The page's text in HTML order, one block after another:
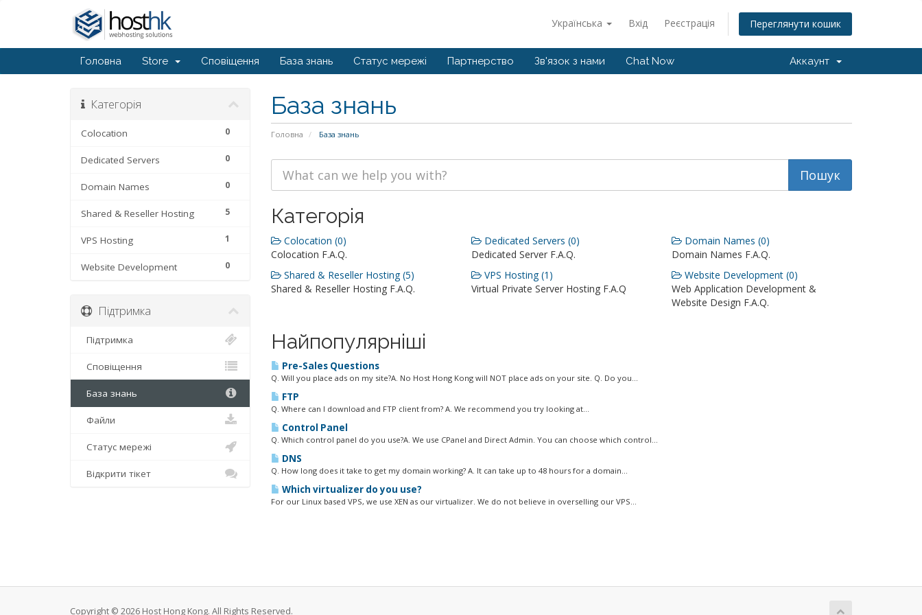
Українська Вхід Реєстрація Переглянути кошик
Головна Store Сповіщення База знань Статус мережі Партнерство Зв'язок з нами Chat Now Аккаунт
База знань
Головна База знань
Категорія
0
Colocation
0
Dedicated Servers
0
Domain Names
5
Shared & Reseller Hosting
1
VPS Hosting
0
Website Development
Категорія
Colocation (0)
Colocation F.A.Q.
Dedicated Servers (0)
Dedicated Server F.A.Q.
Domain Names (0)
Domain Names F.A.Q.
Shared & Reseller Hosting (5)
Shared & Reseller Hosting F.A.Q.
VPS Hosting (1)
Virtual Private Server Hosting F.A.Q
Website Development (0)
Web Application Development &
Website Design F.A.Q.
Найпопулярніші
Pre-Sales Questions
Q. Will you place ads on my site?A. No Host Hong Kong will NOT place ads on your site. Q. Do you...
FTP
Q. Where can I download and FTP client from? A. We recommend you try looking at...
Control Panel
Q. Which control panel do you use?A. We use CPanel and Direct Admin. You can choose which control...
DNS
Q. How long does it take to get my domain working? A. It can take up to 48 hours for a domain...
Which virtualizer do you use?
For our Linux based VPS, we use XEN as our virtualizer. We do not believe in overselling our VPS...
Підтримка
Підтримка
Сповіщення
База знань
Файли
Статус мережі
Відкрити тікет
Copyright © 2026 Host Hong Kong. All Rights Reserved.